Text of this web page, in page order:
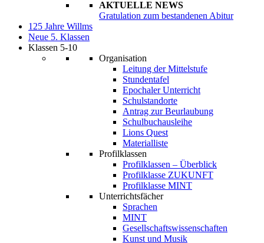
AKTUELLE NEWS
Gratulation zum bestandenen Abitur
125 Jahre Willms
Neue 5. Klassen
Klassen 5-10
Organisation
Leitung der Mittelstufe
Stundentafel
Epochaler Unterricht
Schulstandorte
Antrag zur Beurlaubung
Schulbuchausleihe
Lions Quest
Materialliste
Profilklassen
Profilklassen – Überblick
Profilklasse ZUKUNFT
Profilklasse MINT
Unterrichtsfächer
Sprachen
MINT
Gesellschaftswissenschaften
Kunst und Musik